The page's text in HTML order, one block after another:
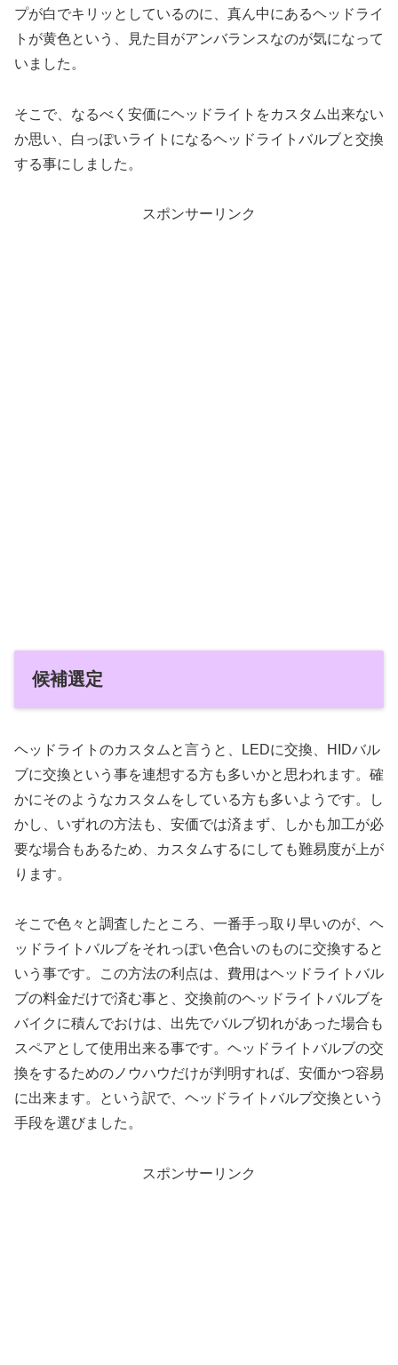
プが白でキリッとしているのに、真ん中にあるヘッドライ
トが黄色という、見た目がアンバランスなのが気になって
いました。
そこで、なるべく安価にヘッドライトをカスタム出来ない
か思い、白っぽいライトになるヘッドライトバルブと交換
する事にしました。
スポンサーリンク
候補選定
ヘッドライトのカスタムと言うと、LEDに交換、HIDバル
ブに交換という事を連想する方も多いかと思われます。確
かにそのようなカスタムをしている方も多いようです。し
かし、いずれの方法も、安価では済まず、しかも加工が必
要な場合もあるため、カスタムするにしても難易度が上が
ります。
そこで色々と調査したところ、一番手っ取り早いのが、ヘ
ッドライトバルブをそれっぽい色合いのものに交換すると
いう事です。この方法の利点は、費用はヘッドライトバル
ブの料金だけで済む事と、交換前のヘッドライトバルブを
バイクに積んでおけは、出先でバルブ切れがあった場合も
スペアとして使用出来る事です。ヘッドライトバルブの交
換をするためのノウハウだけが判明すれば、安価かつ容易
に出来ます。という訳で、ヘッドライトバルブ交換という
手段を選びました。
スポンサーリンク